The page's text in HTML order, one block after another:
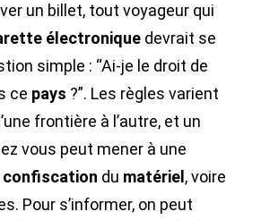
un billet, tout voyageur qui
électronique devrait se
simple : “Ai-je le droit de
ce pays ?”. Les règles varient
frontière à l’autre, et un
vous peut mener à une
confiscation du matériel , voire
Pour s’informer, on peut